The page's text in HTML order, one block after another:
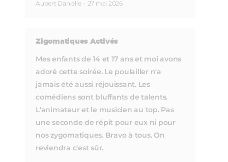
Aubert Danielle - 27 mai 2026
Zigomatiques Activés
Mes enfants de 14 et 17 ans et moi avons
adoré cette soirée. Le poulailler n'a
jamais été aussi réjouissant. Les
comédiens sont bluffants de talents.
L'animateur et le musicien au top. Pas
une seconde de répit pour eux ni pour
nos zygomatiques. Bravo à tous. On
reviendra c'est sûr.